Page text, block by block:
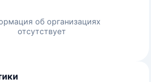
об организациях
отсутствует